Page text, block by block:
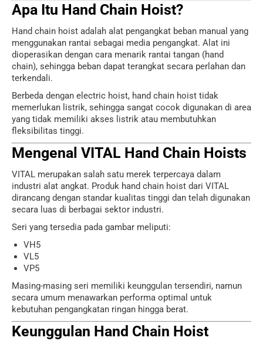
Apa Itu Hand Chain Hoist?
Hand chain hoist adalah alat pengangkat beban manual yang
menggunakan rantai sebagai media pengangkat. Alat ini
dioperasikan dengan cara menarik rantai tangan (hand
chain), sehingga beban dapat terangkat secara perlahan dan
terkendali.
Berbeda dengan electric hoist, hand chain hoist tidak
memerlukan listrik, sehingga sangat cocok digunakan di area
yang tidak memiliki akses listrik atau membutuhkan
fleksibilitas tinggi.
Mengenal VITAL Hand Chain Hoists
VITAL merupakan salah satu merek terpercaya dalam
industri alat angkat. Produk hand chain hoist dari VITAL
dirancang dengan standar kualitas tinggi dan telah digunakan
secara luas di berbagai sektor industri.
Seri yang tersedia pada gambar meliputi:
VH5
VL5
VP5
Masing-masing seri memiliki keunggulan tersendiri, namun
secara umum menawarkan performa optimal untuk
kebutuhan pengangkatan ringan hingga berat.
Keunggulan Hand Chain Hoist